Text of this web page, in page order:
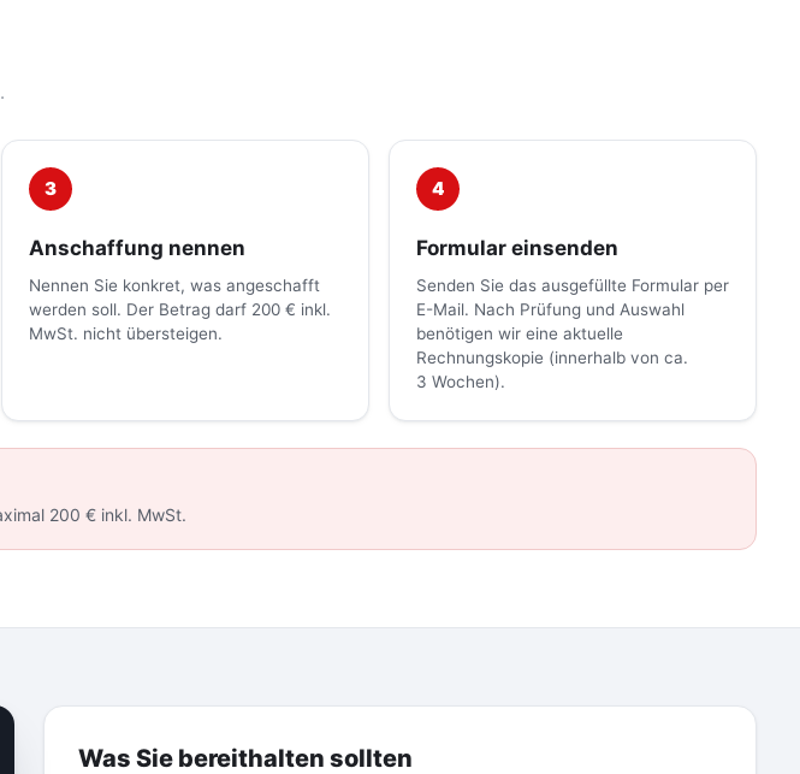
3
Anschaffung nennen
Nennen Sie konkret, was angeschafft
werden soll. Der Betrag darf 200 € inkl.
MwSt. nicht übersteigen.
4
Formular einsenden
Senden Sie das ausgefüllte Formular per
E-Mail. Nach Prüfung und Auswahl
benötigen wir eine aktuelle
Rechnungskopie (innerhalb von ca.
3 Wochen).
200 € inkl. MwSt.
Was Sie bereithalten sollten